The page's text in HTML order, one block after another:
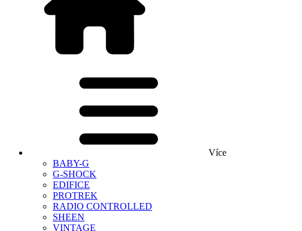
Více
BABY-G
G-SHOCK
EDIFICE
PROTREK
RADIO CONTROLLED
SHEEN
VINTAGE